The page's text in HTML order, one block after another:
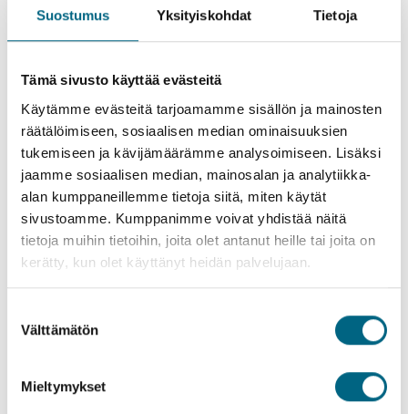
Suostumus Yksityiskohdat Tietoja
Tämä sivusto käyttää evästeitä
Käytämme evästeitä tarjoamamme sisällön ja mainosten
räätälöimiseen, sosiaalisen median ominaisuuksien
tukemiseen ja kävijämäärämme analysoimiseen. Lisäksi
jaamme sosiaalisen median, mainosalan ja analytiikka-
alan kumppaneillemme tietoja siitä, miten käytät
sivustoamme. Kumppanimme voivat yhdistää näitä
tietoja muihin tietoihin, joita olet antanut heille tai joita on
kerätty, kun olet käyttänyt heidän palvelujaan.
valinta
Välttämätön
Mieltymykset
Koska äiti ja aikuinen tytär matkustavat kahdestaan, nauttivat
he aikuisten lomista. Heille aikuisten loma tarkoittaa laivaa,
joka on vain aikuisten käytössä ja matkakohteita, jotka on
suunniteltu aikuiseen makuun.
Kristinan risteilyillä on hyvät infot matkakohteista ja meistä
pidetään hyvää huolta – mutta kohdellaan kuitenkin kuin
aikuisia.
kirjoja. Tykkään myös käydä kuntosalilla.
Seesteisyyden sekaan saattaa kuitenkin mahtua myös